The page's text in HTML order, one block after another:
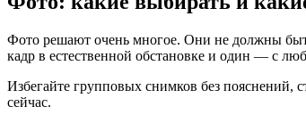
Фото решают очень многое. Они не должны
кадр в естественной обстановке и один — с
Избегайте групповых снимков без пояснений,
сейчас.